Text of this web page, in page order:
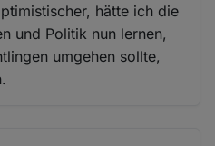
hätte ich die
und Politik nun lernen,
umgehen sollte,